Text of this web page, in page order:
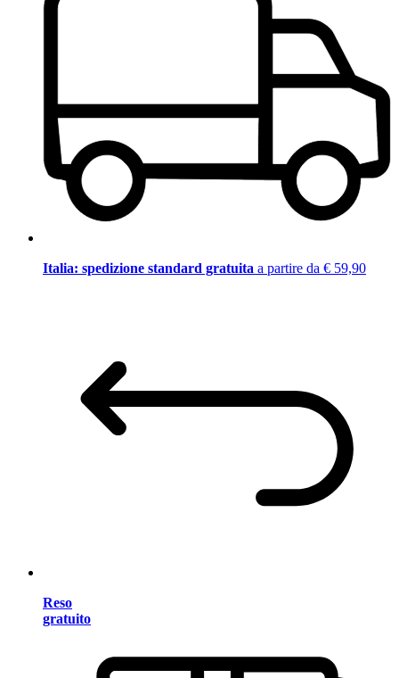
Italia: spedizione standard gratuita a partire da € 59,90
Reso
gratuito